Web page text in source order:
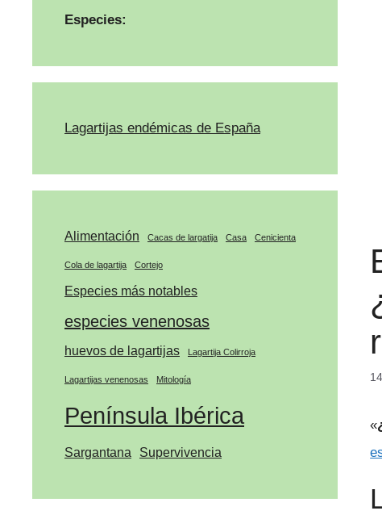
«
Especies:
Lagartijas endémicas de España
Alimentación Cacas de largatija Casa Cenicienta
Cola de lagartija Cortejo
Especies más notables
especies venenosas
huevos de lagartijas Lagartija Colirroja
Lagartijas venenosas Mitología
Península Ibérica
Sargantana Supervivencia